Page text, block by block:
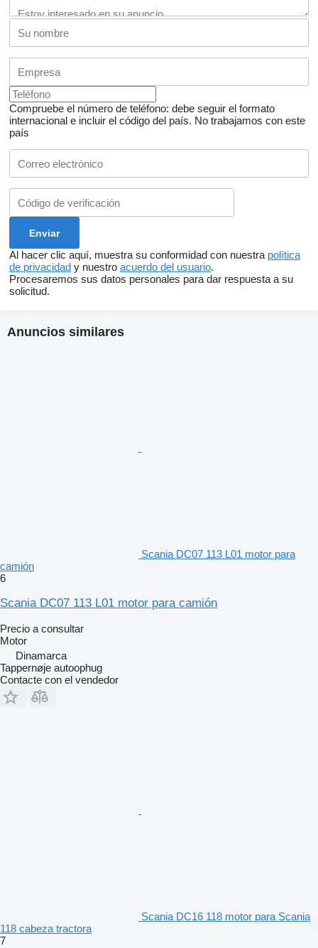
Compruebe el número de teléfono: debe seguir el formato
internacional e incluir el código del país. No trabajamos con este
país
Al hacer clic aquí, muestra su conformidad con nuestra política
de privacidad y nuestro acuerdo del usuario.
Procesaremos sus datos personales para dar respuesta a su
solicitud.
Anuncios similares
Scania DC07 113 L01 motor para
camión
6
Scania DC07 113 L01 motor para camión
Precio a consultar
Motor
Dinamarca
Tappernøje autoophug
Contacte con el vendedor
Scania DC16 118 motor para Scania
118 cabeza tractora
7